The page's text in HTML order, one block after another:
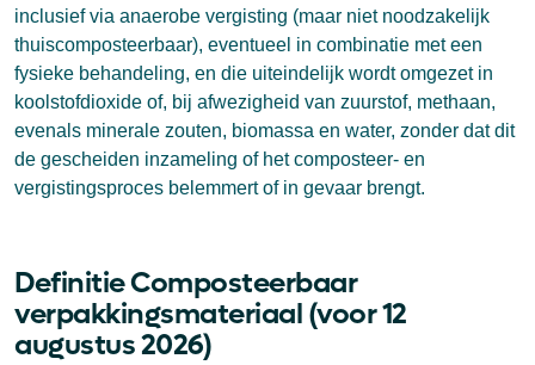
inclusief via anaerobe vergisting (maar niet noodzakelijk
thuiscomposteerbaar), eventueel in combinatie met een
fysieke behandeling, en die uiteindelijk wordt omgezet in
koolstofdioxide of, bij afwezigheid van zuurstof, methaan,
evenals minerale zouten, biomassa en water, zonder dat dit
de gescheiden inzameling of het composteer- en
vergistingsproces belemmert of in gevaar brengt.
Definitie Composteerbaar
verpakkingsmateriaal (voor 12
augustus 2026)